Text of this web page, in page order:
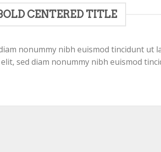
CENTERED TITLE
nonummy nibh euismod tincidunt ut
sed diam nonummy nibh euismod